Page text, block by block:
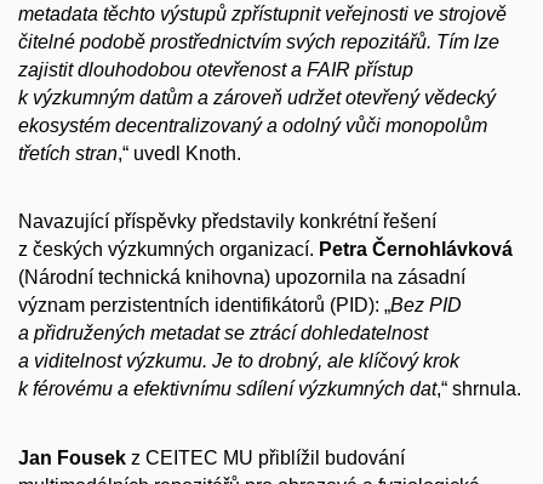
metadata těchto výstupů zpřístupnit veřejnosti ve strojově
čitelné podobě prostřednictvím svých repozitářů. Tím lze
zajistit dlouhodobou otevřenost a FAIR přístup
k výzkumným datům a zároveň udržet otevřený vědecký
ekosystém decentralizovaný a odolný vůči monopolům
třetích stran,“ uvedl Knoth.
Navazující příspěvky představily konkrétní řešení
z českých výzkumných organizací. Petra Černohlávková
(Národní technická knihovna) upozornila na zásadní
význam perzistentních identifikátorů (PID): „Bez PID
a přidružených metadat se ztrácí dohledatelnost
a viditelnost výzkumu. Je to drobný, ale klíčový krok
k férovému a efektivnímu sdílení výzkumných dat,“ shrnula.
Jan Fousek z CEITEC MU přiblížil budování